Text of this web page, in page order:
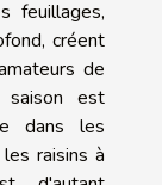
feuillages,
créent
de
est
dans les
raisins à